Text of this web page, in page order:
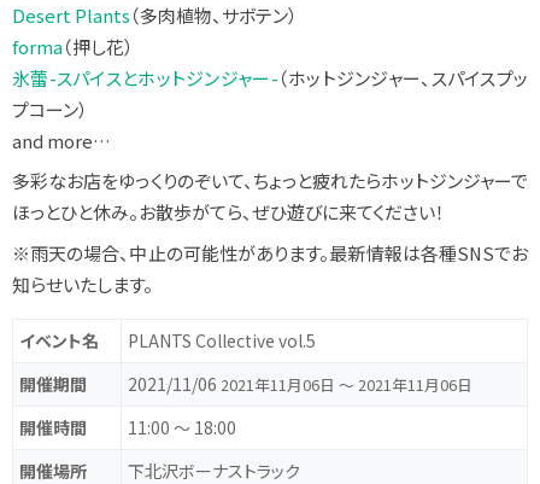
Desert Plants（多肉植物、サボテン）
forma（押し花）
氷蕾-スパイスとホットジンジャー-（ホットジンジャー、スパイスプッ
プコーン）
and more…
多彩なお店をゆっくりのぞいて、ちょっと疲れたらホットジンジャーで
ほっとひと休み。お散歩がてら、ぜひ遊びに来てください！
※雨天の場合、中止の可能性があります。最新情報は各種SNSでお
知らせいたします。
イベント名
PLANTS Collective vol.5
開催期間
2021/11/06 2021年11月06日 〜 2021年11月06日
開催時間
11:00 〜 18:00
開催場所
下北沢ボーナストラック